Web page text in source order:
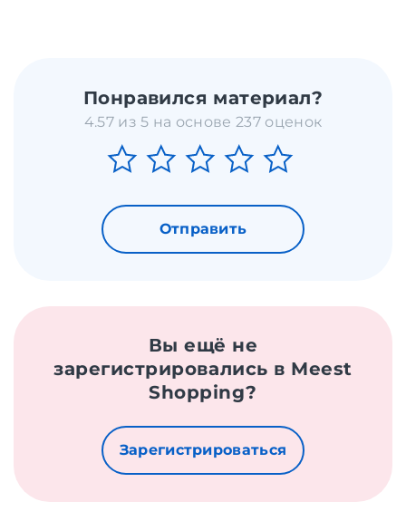
Понравился материал?
4.57 из 5 на основе 237 оценок
Отправить
Вы ещё не
зарегистрировались в Meest
Shopping?
Зарегистрироваться